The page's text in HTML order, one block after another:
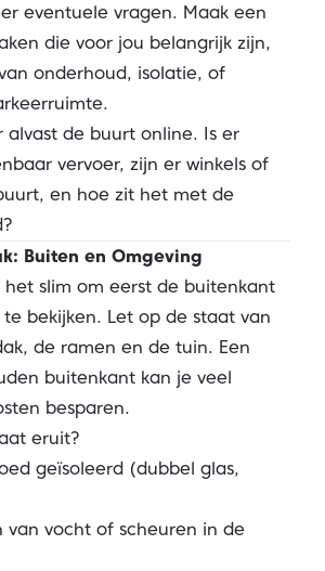
eventuele vragen. Maak een
die voor jou belangrijk zijn,
onderhoud, isolatie, of
alvast de buurt online. Is er
vervoer, zijn er winkels of
en hoe zit het met de
Buiten en Omgeving
het slim om eerst de buitenkant
bekijken. Let op de staat van
de ramen en de tuin. Een
buitenkant kan je veel
besparen.
eruit?
geïsoleerd (dubbel glas,
van vocht of scheuren in de